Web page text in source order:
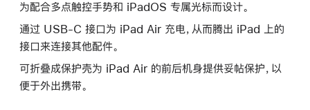
为配合多点触控手势和 iPadOS 专属光标而设计。
通过 USB-C 接口为 iPad Air 充电，从而腾出 iPad 上的
接口来连接其他配件。
可折叠成保护壳为 iPad Air 的前后机身提供妥帖保护，以
便于外出携带。